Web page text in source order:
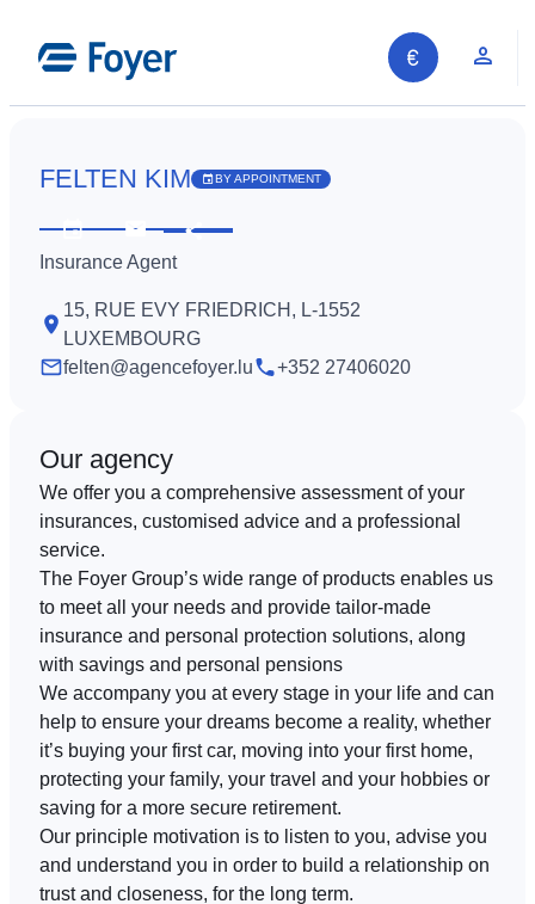
Search site
ENFRDE
FELTEN KIM BY APPOINTMENT
opening
hours
us
Share
Insurance Agent
15, RUE EVY FRIEDRICH, L-1552
LUXEMBOURG
felten@agencefoyer.lu
+352 27406020
Our agency
We offer you a comprehensive assessment of your
insurances, customised advice and a professional
service.
The Foyer Group’s wide range of products enables us
to meet all your needs and provide tailor-made
insurance and personal protection solutions, along
with savings and personal pensions
We accompany you at every stage in your life and can
help to ensure your dreams become a reality, whether
it’s buying your first car, moving into your first home,
protecting your family, your travel and your hobbies or
saving for a more secure retirement.
Our principle motivation is to listen to you, advise you
and understand you in order to build a relationship on
trust and closeness, for the long term.